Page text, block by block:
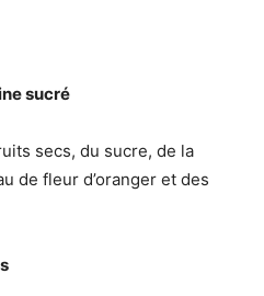
sucré
secs, du sucre, de la
de fleur d’oranger et des